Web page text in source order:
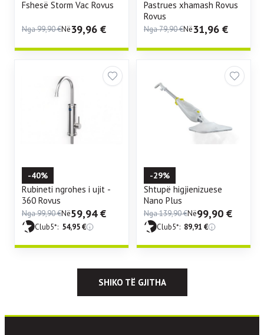
Fshesë Storm Vac Rovus
Nga99,90€Në39,96 €
Pastrues xhamash Rovus
Rovus
Nga79,90€Në31,96 €
-40%
Rubineti ngrohes i ujit -
360 Rovus
Nga99,90€Në59,94€
Club5*: 54,95€
-29%
Shtupë higjienizuese
Nano Plus
Nga139,90€Në99,90 €
Club5*: 89,91 €
SHIKO TË GJITHA